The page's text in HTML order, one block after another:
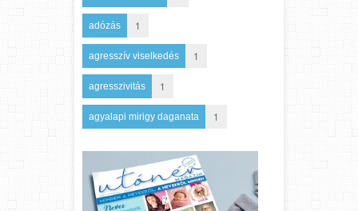
adózás 1
agresszív viselkedés 1
agresszivitás 1
agyalapi mirigy daganata 1